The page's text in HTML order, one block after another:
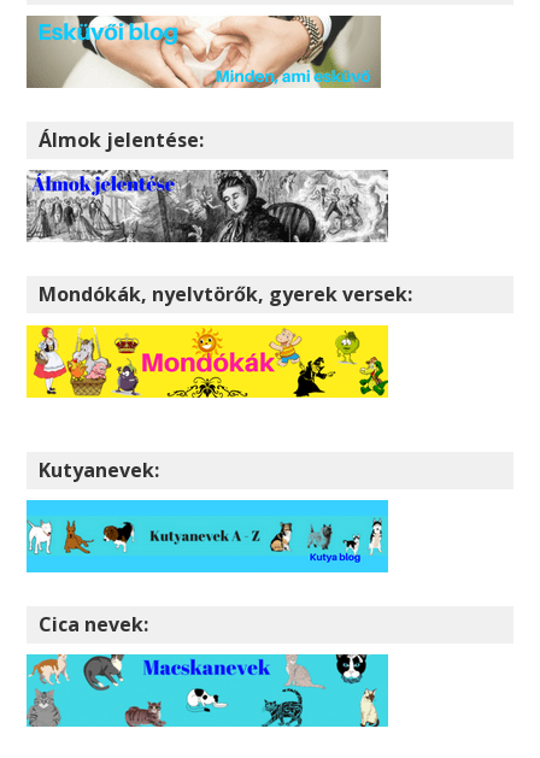
Álmok jelentése:
Mondókák, nyelvtörők, gyerek versek:
Kutyanevek:
Cica nevek: